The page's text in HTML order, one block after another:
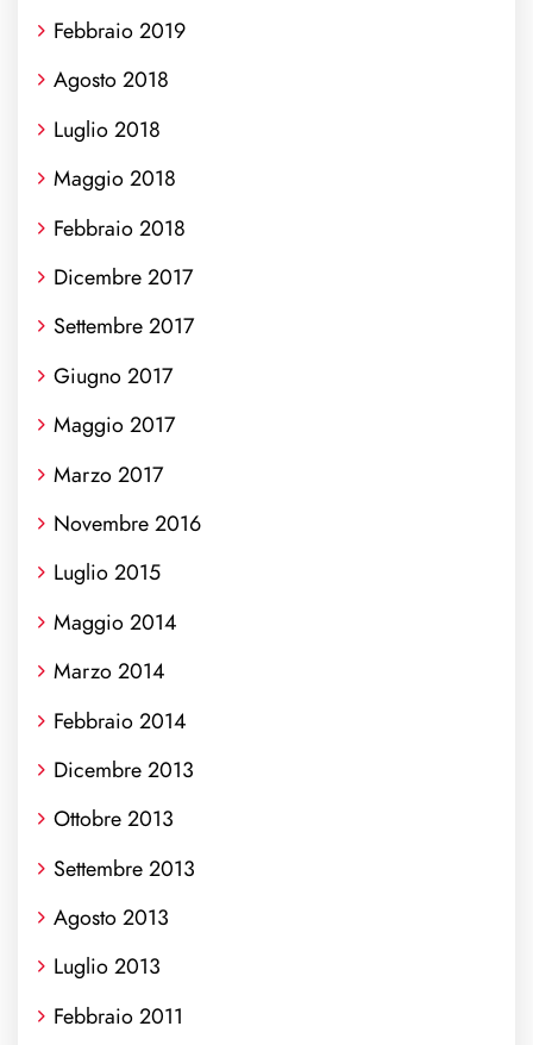
Febbraio 2019
Agosto 2018
Luglio 2018
Maggio 2018
Febbraio 2018
Dicembre 2017
Settembre 2017
Giugno 2017
Maggio 2017
Marzo 2017
Novembre 2016
Luglio 2015
Maggio 2014
Marzo 2014
Febbraio 2014
Dicembre 2013
Ottobre 2013
Settembre 2013
Agosto 2013
Luglio 2013
Febbraio 2011